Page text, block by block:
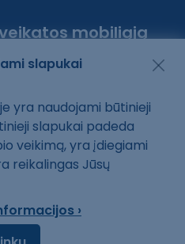
mobiliąją
slapukai
yra naudojami būtinieji
slapukai padeda
veikimą, yra įdiegiami
reikalingas Jūsų
›